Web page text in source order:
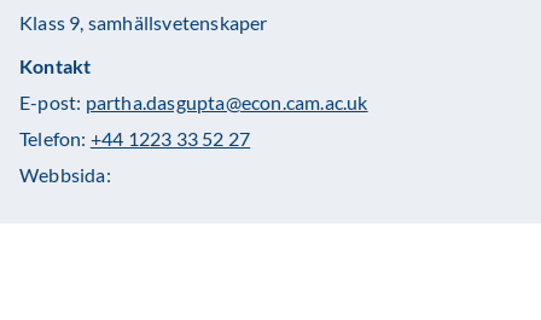
Klass 9, samhällsvetenskaper
Kontakt
E-post: partha.dasgupta@econ.cam.ac.uk
Telefon: +44 1223 33 52 27
Webbsida: